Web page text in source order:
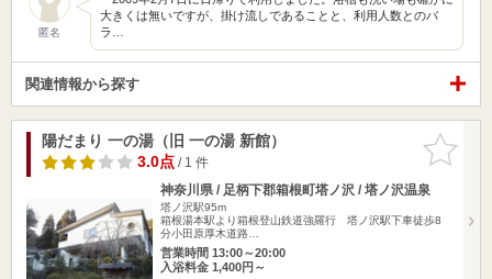
匿名
大きくは無いですが、掛け流しであることと、利用人数とのバ
ラ…
関連情報から探す
お気に入
りに追加
陽だまり 一の湯（旧 一の湯 新館）
3.0点/ 1 件
神奈川県 / 足柄下郡箱根町塔ノ沢 / 塔ノ沢温泉
塔ノ沢駅95m
箱根湯本駅より箱根登山鉄道強羅行 塔ノ沢駅下車徒歩8
分小田原厚木道路…
営業時間 13:00～20:00
入浴料金 1,400円～